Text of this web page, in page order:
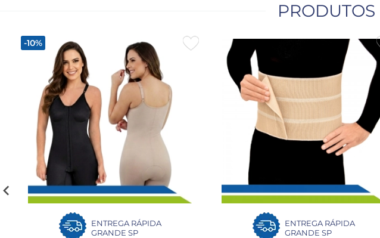
PRODUTOS
-10%
ENTREGA RÁPIDA
GRANDE SP
ENTREGA RÁPIDA
GRANDE SP